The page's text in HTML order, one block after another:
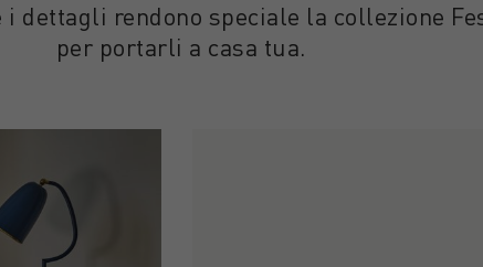
dettagli rendono speciale la collezione
per portarli a casa tua.